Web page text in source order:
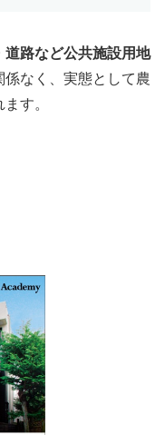
道路など公共施設用地
なく、実態として農
す。